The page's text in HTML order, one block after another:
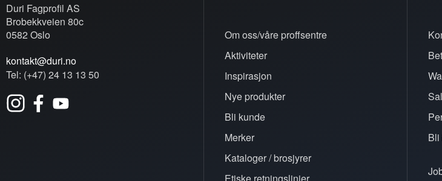
Duri Fagprofil AS
Brobekkveien 80c
0582 Oslo
kontakt@duri.no
Tel: (+47) 24 13 13 50
Om oss/våre proffsentre
Aktiviteter
Inspirasjon
Nye produkter
Bli kunde
Merker
Kataloger / brosjyrer
Bli